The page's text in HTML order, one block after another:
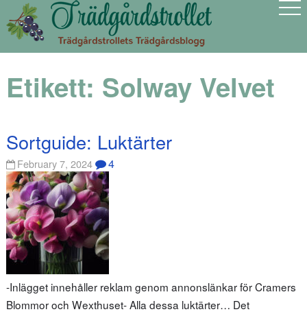
Etikett: Solway Velvet
Sortguide: Luktärter
February 7, 2024 4
-Inlägget innehåller reklam genom annonslänkar för Cramers
Blommor och Wexthuset- Alla dessa luktärter… Det